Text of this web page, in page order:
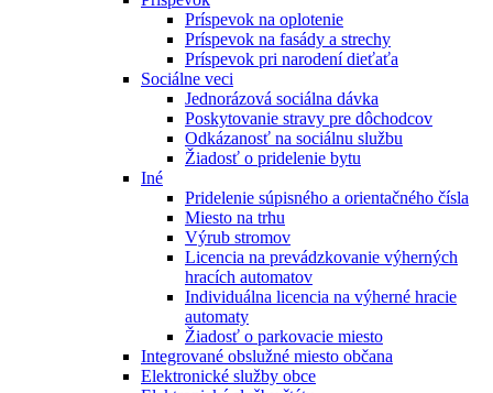
Príspevok na oplotenie
Príspevok na fasády a strechy
Príspevok pri narodení dieťaťa
Sociálne veci
Jednorázová sociálna dávka
Poskytovanie stravy pre dôchodcov
Odkázanosť na sociálnu službu
Žiadosť o pridelenie bytu
Iné
Pridelenie súpisného a orientačného čísla
Miesto na trhu
Výrub stromov
Licencia na prevádzkovanie výherných
hracích automatov
Individuálna licencia na výherné hracie
automaty
Žiadosť o parkovacie miesto
Integrované obslužné miesto občana
Elektronické služby obce